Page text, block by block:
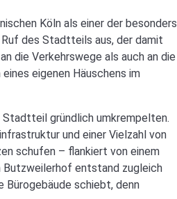
Köln als einer der besonders
des Stadtteils aus, der damit
die Verkehrswege als auch an die
eigenen Häuschens im
Stadtteil gründlich umkrempelten.
und einer Vielzahl von
schufen – flankiert von einem
Butzweilerhof entstand zugleich
Bürogebäude schiebt, denn